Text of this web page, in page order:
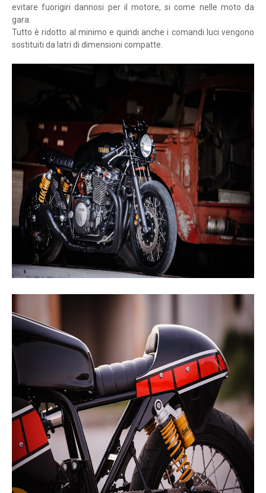
evitare fuorigiri dannosi per il motore, si come nelle moto da
gara.
Tutto è ridotto al minimo e quindi anche i comandi luci vengono
sostituiti da latri di dimensioni compatte.